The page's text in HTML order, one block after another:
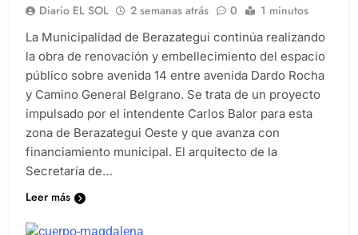
Diario EL SOL 2 semanas atrás 0 1 minutos
La Municipalidad de Berazategui continúa realizando
la obra de renovación y embellecimiento del espacio
público sobre avenida 14 entre avenida Dardo Rocha
y Camino General Belgrano. Se trata de un proyecto
impulsado por el intendente Carlos Balor para esta
zona de Berazategui Oeste y que avanza con
financiamiento municipal. El arquitecto de la
Secretaría de…
Leer más